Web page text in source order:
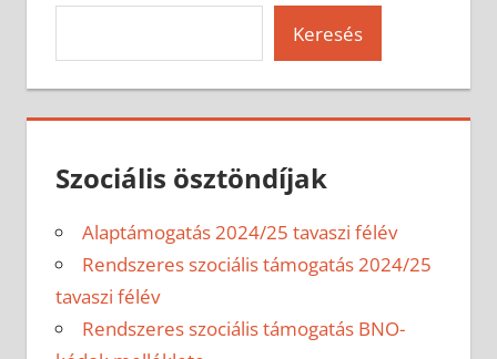
Keresés
Szociális ösztöndíjak
Alaptámogatás 2024/25 tavaszi félév
Rendszeres szociális támogatás 2024/25
tavaszi félév
Rendszeres szociális támogatás BNO-